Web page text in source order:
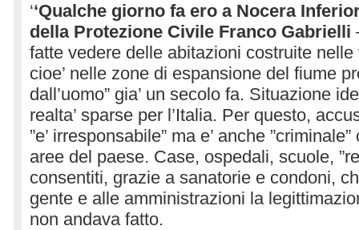
‘‘Qualche giorno fa ero a Nocera
della Protezione Civile Franco Gabrielli
fatte vedere delle abitazioni costruite
cioe’ nelle zone di espansione del fiume
dall’uomo” gia’ un secolo fa. Situazione
realta’ sparse per l’Italia. Per questo,
”e’ irresponsabile” ma e’ anche
aree del paese. Case, ospedali, scuole,
consentiti, grazie a sanatorie e condoni,
gente e alle amministrazioni la
non andava fatto.